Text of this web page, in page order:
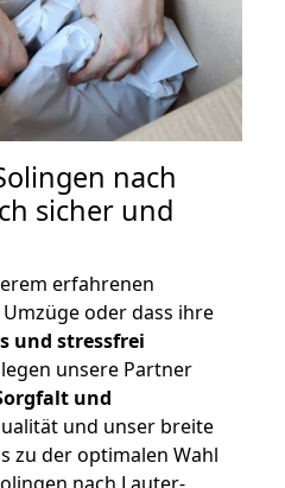
nach
sicher und
erfahrenen
oder dass ihre
und stressfrei
unsere Partner
und
und unser breite
zu der optimalen Wahl